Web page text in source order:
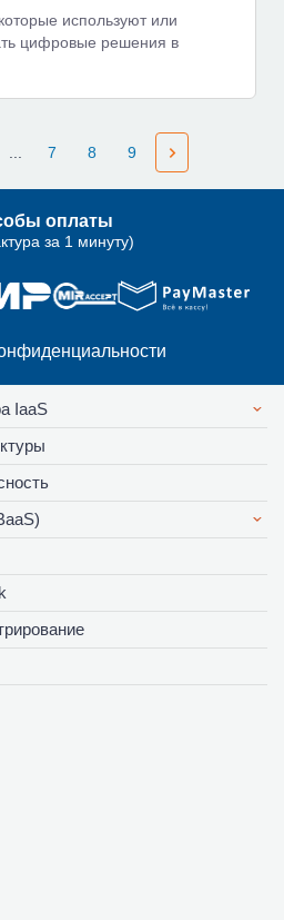
используют или
цифровые решения в
7 8 9
оплаты
за 1 минуту)
IaaS